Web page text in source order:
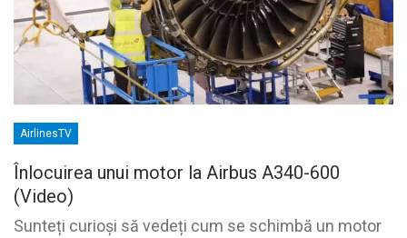
AirlinesTV
Înlocuirea unui motor la Airbus A340-600
(Video)
Sunteți curioși să vedeți cum se schimbă un motor